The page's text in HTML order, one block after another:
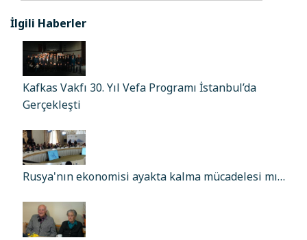
İlgili Haberler
Kafkas Vakfı 30. Yıl Vefa Programı İstanbul’da
Gerçekleşti
Rusya'nın ekonomisi ayakta kalma mücadelesi mı…